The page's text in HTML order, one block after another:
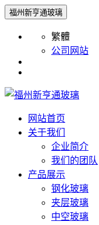
福州新亨通玻璃
繁體
公司网站
网站首页
关于我们
企业简介
我们的团队
产品展示
钢化玻璃
夹层玻璃
中空玻璃